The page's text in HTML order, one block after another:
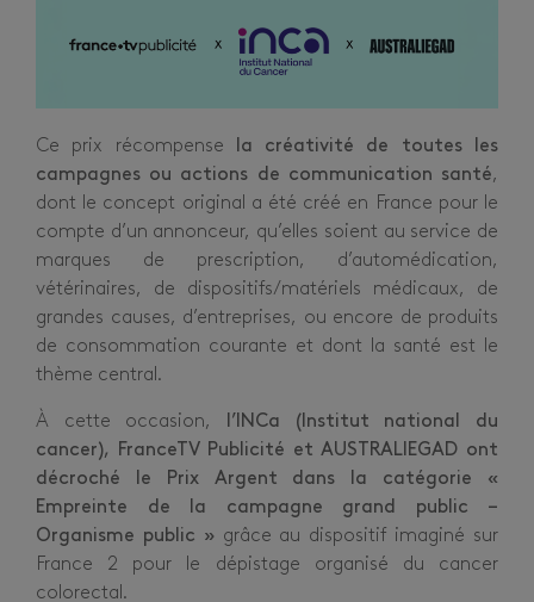
Ce prix récompense la créativité de toutes les
campagnes ou actions de communication santé,
dont le concept original a été créé en France pour le
compte d’un annonceur, qu’elles soient au service de
marques de prescription, d’automédication,
vétérinaires, de dispositifs/matériels médicaux, de
grandes causes, d’entreprises, ou encore de produits
de consommation courante et dont la santé est le
thème central.
À cette occasion,
l’INCa (Institut national du
cancer), FranceTV Publicité et AUSTRALIEGAD ont
décroché le Prix Argent dans la catégorie «
Empreinte de la campagne grand public –
Organisme public »grâce au dispositif imaginé sur
France 2 pour le dépistage organisé du cancer
colorectal.